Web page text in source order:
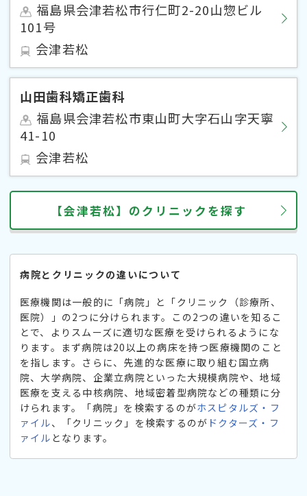
福島県会津若松市行仁町2-20山惣ビル
101号
会津若松
山田歯科矯正歯科
福島県会津若松市東山町大字石山字天寧
41-10
会津若松
【会津若松】のクリニックを探す
病院とクリニックの違いについて
医療機関は一般的に「病院」と「クリニック（診療所、
医院）」の2つに分けられます。この2つの違いを知るこ
とで、よりスムーズに適切な医療を受けられるようにな
ります。まず病院は20以上の病床を持つ医療機関のこと
を指します。さらに、先進的な医療に取り組む国立病
院、大学病院、企業立病院といった大規模病院や、地域
医療を支える中核病院、地域密着型病院などの種類に分
けられます。「病院」を検索するのがホスピタルズ・フ
ァイル、「クリニック」を検索するのが ドクターズ・フ
ァイル となります。